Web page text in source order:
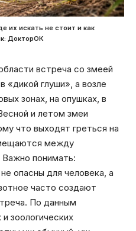
их искать не стоит и как
ДокторОК
встреча со змеей
«дикой глуши», а возле
зонах, на опушках, в
и летом змеи
что выходят греться на
между
Важно понимать:
опасны для человека, а
часто создают
По данным
зоологических